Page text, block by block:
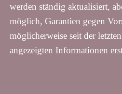
werden ständig aktualisiert,
möglich, Garantien gegen
möglicherweise seit der
angezeigten Informationen